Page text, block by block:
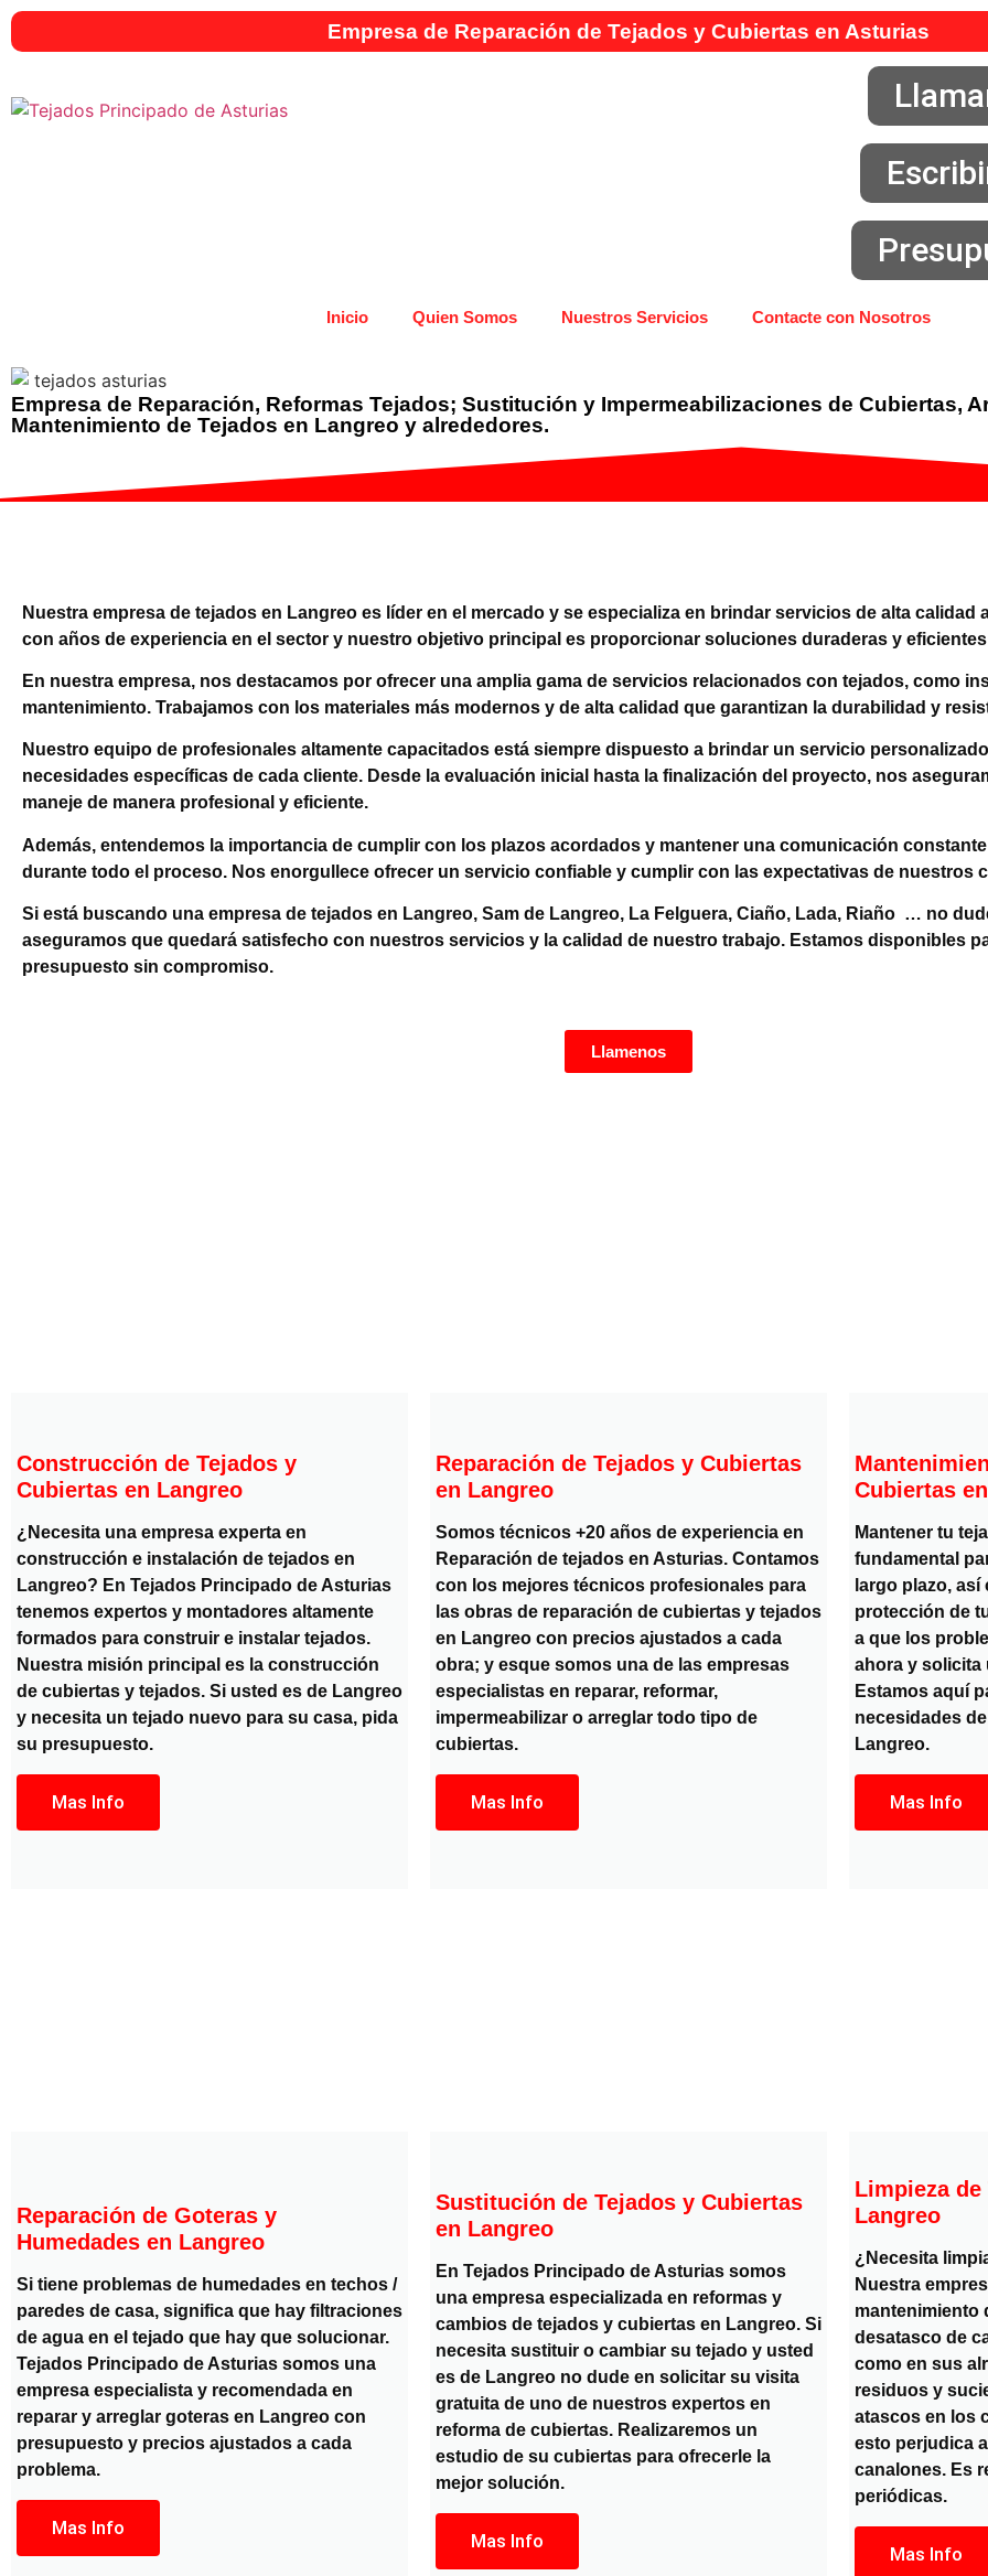
Empresa de Reparación de Tejados y Cubiertas en Asturias
Inicio Quien Somos Nuestros Servicios Contacte con Nosotros
Empresa de Reparación, Reformas Tejados; Sustitución y Impermeabilizaciones de Cubiertas,
Mantenimiento de Tejados en Langreo y alrededores.
Nuestra empresa de tejados en Langreo es líder en el mercado y se especializa en brindar servicios de alta calidad
con años de experiencia en el sector y nuestro objetivo principal es proporcionar soluciones duraderas y
En nuestra empresa, nos destacamos por ofrecer una amplia gama de servicios relacionados con tejados, como
mantenimiento. Trabajamos con los materiales más modernos y de alta calidad que garantizan la durabilidad y
Nuestro equipo de profesionales altamente capacitados está siempre dispuesto a brindar un servicio
necesidades específicas de cada cliente. Desde la evaluación inicial hasta la finalización del proyecto, nos
maneje de manera profesional y eficiente.
Además, entendemos la importancia de cumplir con los plazos acordados y mantener una comunicación
durante todo el proceso. Nos enorgullece ofrecer un servicio confiable y cumplir con las expectativas de nuestros
Si está buscando una empresa de tejados en Langreo, Sam de Langreo, La Felguera, Ciaño, Lada, Riaño … no
aseguramos que quedará satisfecho con nuestros servicios y la calidad de nuestro trabajo. Estamos disponibles
presupuesto sin compromiso.
Llamenos
Construcción de Tejados y
Cubiertas en Langreo
¿Necesita una empresa experta en
construcción e instalación de tejados en
Langreo? En Tejados Principado de Asturias
tenemos expertos y montadores altamente
formados para construir e instalar tejados.
Nuestra misión principal es la construcción
de cubiertas y tejados. Si usted es de Langreo
y necesita un tejado nuevo para su casa, pida
su presupuesto.
Mas Info
Reparación de Goteras y
Humedades en Langreo
Si tiene problemas de humedades en techos /
paredes de casa, significa que hay filtraciones
de agua en el tejado que hay que solucionar.
Tejados Principado de Asturias somos una
empresa especialista y recomendada en
reparar y arreglar goteras en Langreo con
presupuesto y precios ajustados a cada
problema.
Mas Info
Reparación de Tejados y Cubiertas
en Langreo
Somos técnicos +20 años de experiencia en
Reparación de tejados en Asturias. Contamos
con los mejores técnicos profesionales para
las obras de reparación de cubiertas y tejados
en Langreo con precios ajustados a cada
obra; y esque somos una de las empresas
especialistas en reparar, reformar,
impermeabilizar o arreglar todo tipo de
cubiertas.
Mas Info
Sustitución de Tejados y Cubiertas
en Langreo
En Tejados Principado de Asturias somos
una empresa especializada en reformas y
cambios de tejados y cubiertas en Langreo. Si
necesita sustituir o cambiar su tejado y usted
es de Langreo no dude en solicitar su visita
gratuita de uno de nuestros expertos en
reforma de cubiertas. Realizaremos un
estudio de su cubiertas para ofrecerle la
mejor solución.
Mas Info
Cubiertas
Mantener tu
fundamental
largo plazo,
protección de
a que los
ahora y solicita
Estamos aquí
necesidades
Langreo.
Mas Info
Limpieza de
Langreo
¿Necesita
Nuestra
mantenimiento
desatasco de
como en sus
residuos y
atascos en los
esto perjudica
canalones. Es
periódicas.
Mas Info